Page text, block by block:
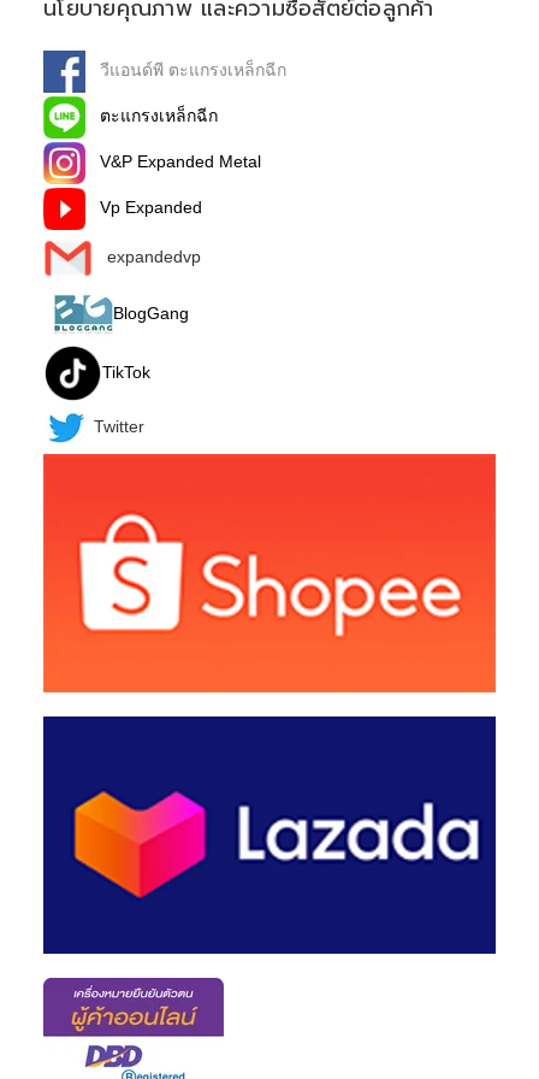
นโยบายคุณภาพ และความซื่อสัตย์ต่อลูกค้า
วีแอนด์พี ตะแกรงเหล็กฉีก
ตะแกรงเหล็กฉีก
V&P Expanded Metal
Vp Expanded
expandedvp
BlogGang
TikTok
Twitter